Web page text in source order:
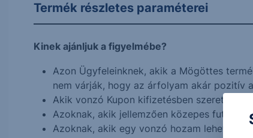
Termék részletes paraméterei
Kinek ajánljuk a figyelmébe?
Azon Ügyfeleinknek, akik a Mögöttes
nem várják, hogy az árfolyam akár pozitív
Akik vonzó Kupon kifizetésben
Azoknak, akik jellemzően közepes
Azoknak, akik egy vonzó hozam